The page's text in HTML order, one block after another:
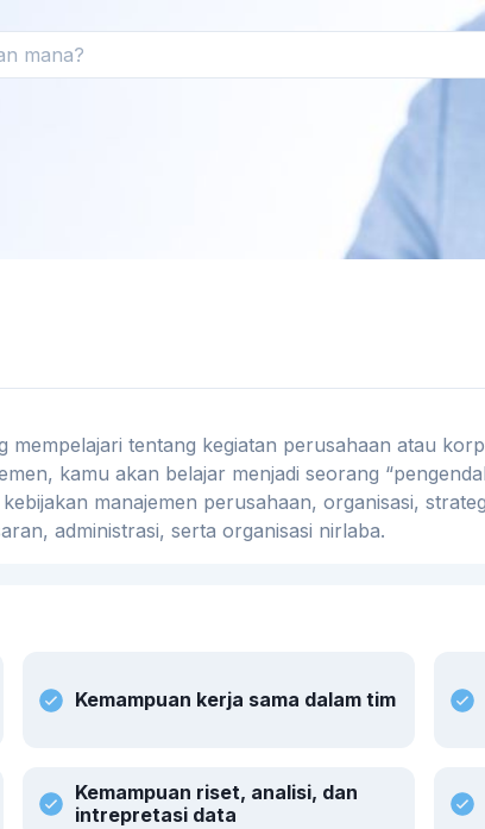
tentang kegiatan perusahaan atau
kamu akan belajar menjadi seorang
manajemen perusahaan, organisasi,
administrasi, serta organisasi nirlaba.
Kemampuan kerja sama dalam tim
Kemampuan riset, analisi, dan
intrepretasi data